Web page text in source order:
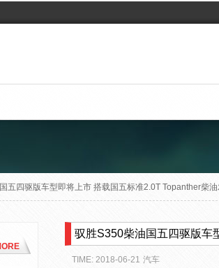
五四驱版车型即将上市 搭载国五标准2.0T Topanther柴
驭胜S350柴油国五四驱版车
TIME: 2018-06-21 汽车